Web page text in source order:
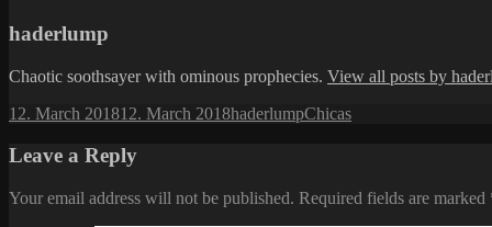
haderlump
Chaotic soothsayer with ominous prophecies. View all posts by
Posted
12. March 201812. March 2018Author
haderlumpCategories
Chicas
Leave a Reply
Your email address will not be published. Required fields are marked